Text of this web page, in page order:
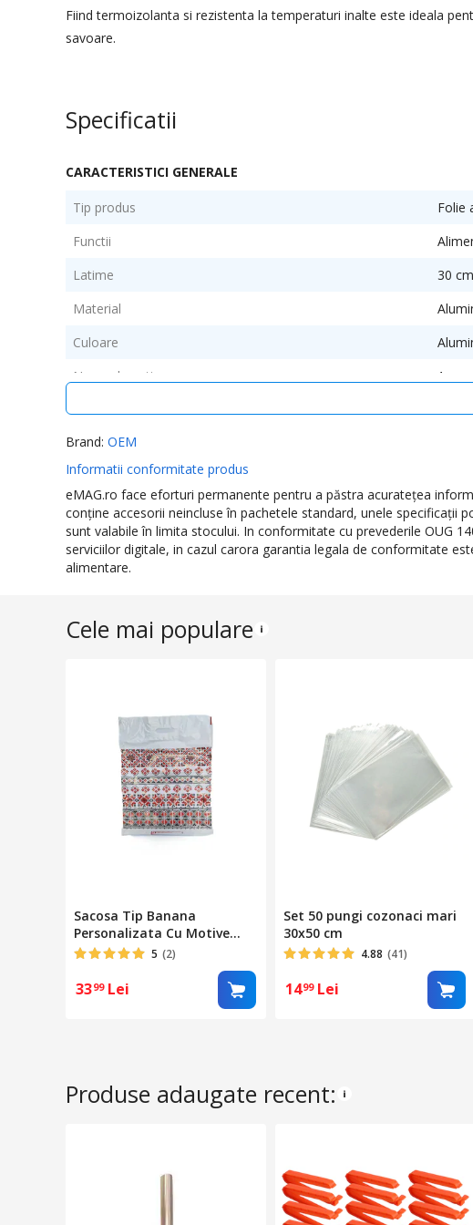
Fiind termoizolanta si rezistenta la temperaturi inalte este ideala
savoare.
Specificatii
CARACTERISTICI GENERALE
Tip produs
Folie
Functii
Latime
30 cm
Material
Culoare
Numar bucati
1
Brand: OEM
Informatii conformitate produs
eMAG.ro face eforturi permanente pentru a păstra acurateţea
conţine accesorii neincluse în pachetele standard, unele
sunt valabile în limita stocului. In conformitate cu prevederile OUG
serviciilor digitale, in cazul carora garantia legala de conformitate
alimentare.
Cele mai populare
Sacosa Tip Banana
Personalizata Cu Motive
Traditionale, 40×50 cm, 50
5 (2)
3399 Lei
Set 50 pungi cozonaci mari
30x50 cm
4.88 (41)
1499 Lei
Produse adaugate recent: